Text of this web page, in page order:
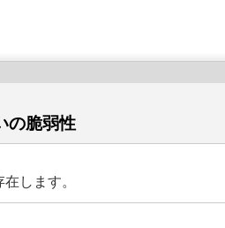
の脆弱性
します。